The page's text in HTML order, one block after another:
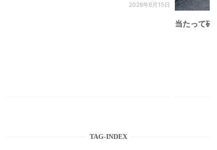
2026年6月15日
当たって砕
TAG-INDEX